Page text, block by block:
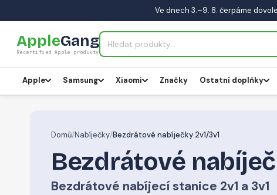
Ve dnech 3.–9. 8. čerpáme
AppleGang
Recertified Apple produkty
Apple Samsung Xiaomi Značky Ostatní doplňky
Domů/Nabíječky/Bezdrátové nabíječky 2v1/3v1
Bezdrátové
Bezdrátové nabíjecí stanice 2v1 a 3v1